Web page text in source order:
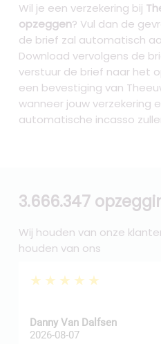
Wil je een verzekering bij
opzeggen? Vul dan de
de brief zal automatisch
Download vervolgens de
verstuur de brief naar het
een bevestiging van
wanneer jouw verzekering
automatische incasso
3.666.347
Wij houden van onze
houden van ons
★★★★★
Danny Van Dalfsen
2026-08-07